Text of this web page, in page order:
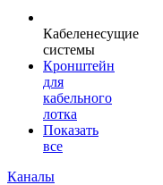
Кабеленесущие
системы
Кронштейн
для
кабельного
лотка
Показать
все
Каналы